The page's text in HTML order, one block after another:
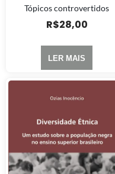
Tópicos controvertidos
R$28,00
LER MAIS